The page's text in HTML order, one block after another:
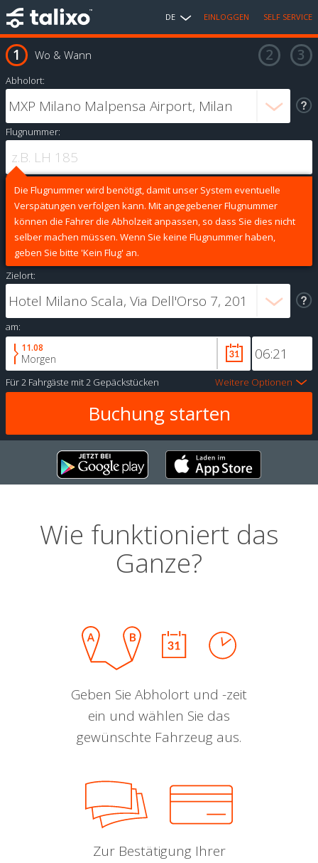
DE EINLOGGEN SELF SERVICE
Wo & Wann
Abholort:
Flugnummer:
Die Flugnummer wird benötigt, damit unser System eventuelle
Verspätungen verfolgen kann. Mit angegebener Flugnummer
können die Fahrer die Abholzeit anpassen, so dass Sie dies nicht
selber machen müssen. Wenn Sie keine Flugnummer haben,
geben Sie bitte 'Kein Flug' an.
Zielort:
am:
11.08
Morgen
Für2 Fahrgäste mit2 Gepäckstücken Weitere Optionen
Wie funktioniert das
Ganze?
Geben Sie Abholort und -zeit
ein und wählen Sie das
gewünschte Fahrzeug aus.
Zur Bestätigung Ihrer